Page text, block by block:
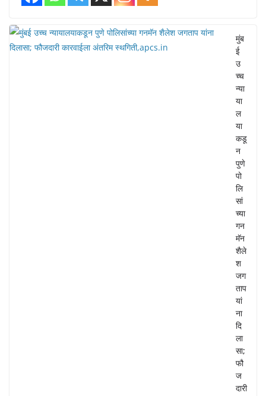
मुंब
ई
उ
च्च
न्या
या
ल
या
कडू
न
पुणे
पो
लि
सां
च्या
गन
मॅन
शैले
श
जग
ताप
यां
ना
दि
ला
सा;
फौ
ज
दारी